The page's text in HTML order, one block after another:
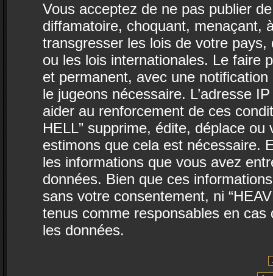
Vous acceptez de ne pas publier
diffamatoire, choquant, menaçant,
transgresser les lois de votre pays,
ou les lois internationales. Le faire
et permanent, avec une
le jugeons nécessaire. L’adresse
aider au renforcement de ces
HELL” supprime, édite, déplace
estimons que cela est nécessaire.
les informations que vous avez
données. Bien que ces
sans votre consentement, ni
tenus comme responsables en
les données.